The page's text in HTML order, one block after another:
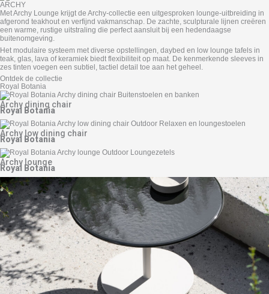
ARCHY
Met Archy Lounge krijgt de Archy-collectie een uitgesproken lounge-uitbreiding in
afgerond teakhout en verfijnd vakmanschap. De zachte, sculpturale lijnen creëren
een warme, rustige uitstraling die perfect aansluit bij een hedendaagse
buitenomgeving.
Het modulaire systeem met diverse opstellingen, daybed en low lounge tafels in
teak, glas, lava of keramiek biedt flexibiliteit op maat. De kenmerkende sleeves in
zes tinten voegen een subtiel, tactiel detail toe aan het geheel.
Ontdek de collectie
Royal Botania
Archy dining chair
Royal Botania
Archy low dining chair
Royal Botania
Archy lounge
Royal Botania